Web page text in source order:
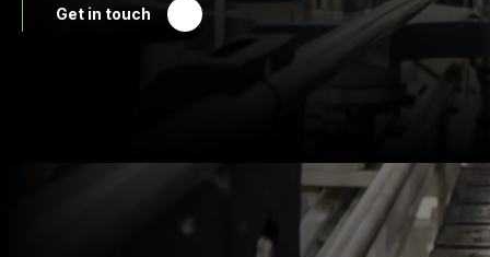
Get in touch
Produits and services